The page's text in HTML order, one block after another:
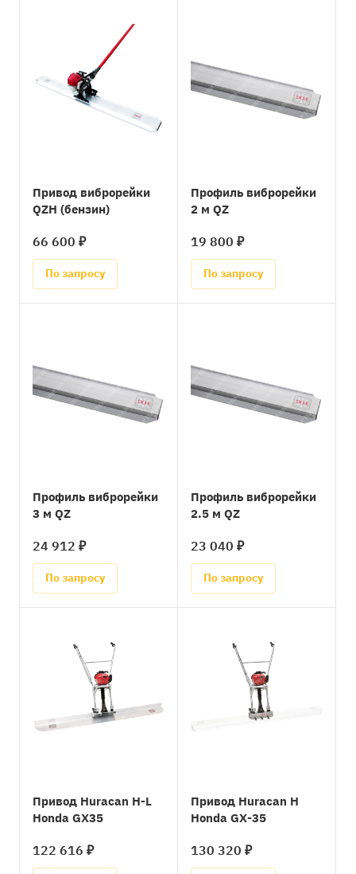
Привод виброрейки
QZH (бензин)
66 600 ₽
По запросу
Профиль виброрейки
2 м QZ
19 800 ₽
По запросу
Профиль виброрейки
3 м QZ
24 912 ₽
По запросу
Профиль виброрейки
2.5 м QZ
23 040 ₽
По запросу
Привод Huracan H-L
Honda GX35
122 616 ₽
Привод Huracan H
Honda GX-35
130 320 ₽